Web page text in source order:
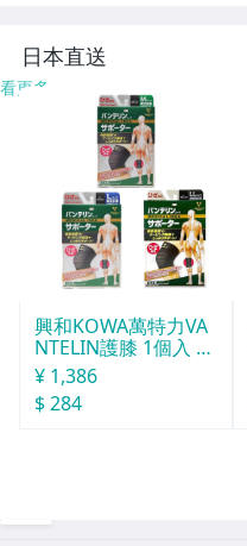
日本直送
看更多
興和KOWA萬特力VA
NTELIN護膝 1個入 L
號
¥ 1,386
$ 284